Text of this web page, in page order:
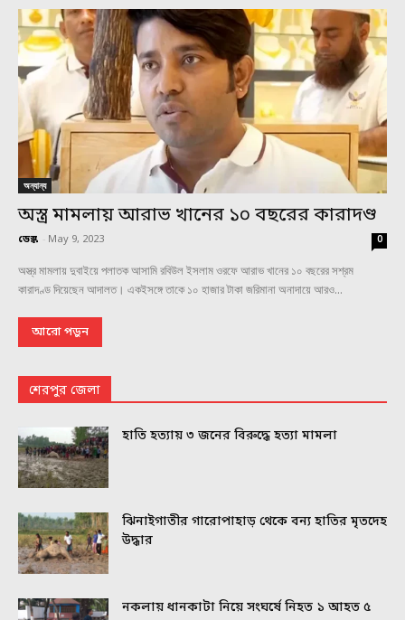
অন্যান্য
অস্ত্র মামলায় আরাভ খানের ১০ বছরের কারাদণ্ড
ডেস্ক - May 9, 2023 0
অস্ত্র মামলায় দুবাইয়ে পলাতক আসামি রবিউল ইসলাম ওরফে আরাভ খানের ১০ বছরের সশ্রম
কারাদণ্ড দিয়েছেন আদালত। একইসঙ্গে তাকে ১০ হাজার টাকা জরিমানা অনাদায়ে আরও...
আরো পড়ুন
শেরপুর জেলা
হাতি হত্যায় ৩ জনের বিরুদ্ধে হত্যা মামলা
ঝিনাইগাতীর গারোপাহাড় থেকে বন্য হাতির মৃতদেহ
উদ্ধার
নকলায় ধানকাটা নিয়ে সংঘর্ষে নিহত ১ আহত ৫